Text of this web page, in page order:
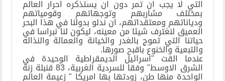
التي لا يجب ان تمر دون ان يستذكره احرار العالم
بمختلف مشاربهم وتوجهاتهم وقومياتهم
ودياناتهم ومعتقداتهم، ان ندلو بدولنا في هذا البحر
العميق لنغترف شيئا من معينه، ليكون لنا نبراسا في
حياتنا التي تموج بالغدر والخيانة والعمالة والنذاله
والتبعية والخنوع باقبح صورها.
عندما القت "اسرائيل الديمقراطية الوحيدة في
الشرق الاوسط" وفقا للسردية الغربية، 83 قنبلة زنة
الواحدة منها طن، زودتها بها امريكا " زعيمة العالم